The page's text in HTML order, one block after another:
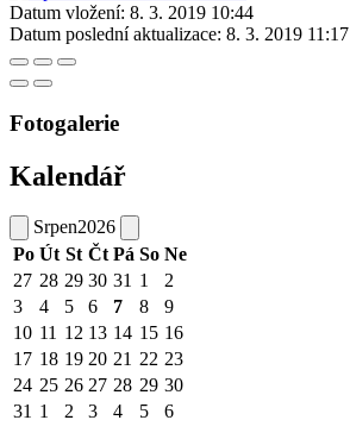
Datum vložení: 8. 3. 2019 10:44
Datum poslední aktualizace: 8. 3. 2019 11:17
Fotogalerie
Kalendář
Srpen2026
Po Út St Čt Pá So Ne
27 28 29 30 31 1
2
3
4 5 6 7 8
9
10 11 12 13 14 15 16
17 18 19 20 21 22 23
24 25 26 27 28 29 30
31 1 2 3 4 5 6